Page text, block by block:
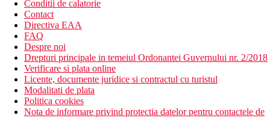
balcon
Wi-Fi (gratuit)
set pentru prepararea ceaiului si cafelei
in cladirea principala
Alte tipuri de camere(daca nu se specifica altfel, camerele au
facilitatile de mai sus)
Camera dubla, cladire principala, vedere la mare
Bungalou: situat in cladiri din gradina
Suita Junior, cladire principala: living si dormitor
Suita Junior, cladire principala, vedere la mare: living si
Conditii de calatorie
Contact
Directiva EAA
FAQ
Despre noi
Drepturi principale in temeiul Ordonantei Guvernului nr. 2/2018
Verificare si plata online
Licente, documente juridice si contractul cu turistul
Modalitati de plata
Politica cookies
Nota de informare privind protectia datelor pentru contactele de